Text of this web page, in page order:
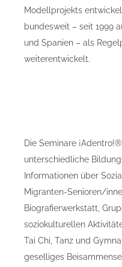
Modellprojekts
bundesweit – seit 1999
und Spanien – als
weiterentwickelt.
Die Seminare
unterschiedliche
Informationen über
Migranten-Senioren/
Biografierwerkstatt,
soziokulturellen
Tai Chi, Tanz und
geselliges